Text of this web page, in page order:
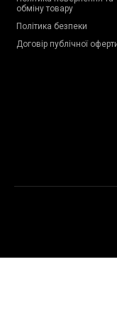
обміну товару
Політика безпеки
Договір публічної